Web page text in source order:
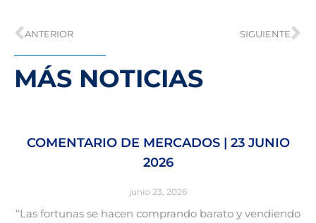
ANTERIOR SIGUIENTE
MÁS NOTICIAS
COMENTARIO DE MERCADOS | 23 JUNIO
2026
junio 23, 2026
“Las fortunas se hacen comprando barato y vendiendo